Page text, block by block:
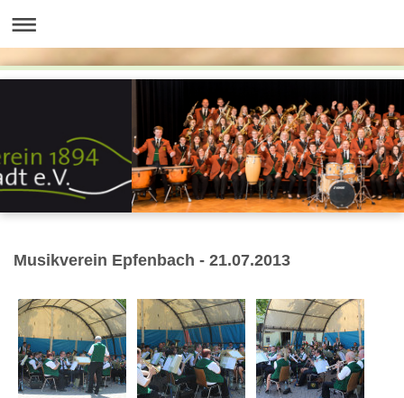
Musikverein Epfenbach - 21.07.2013